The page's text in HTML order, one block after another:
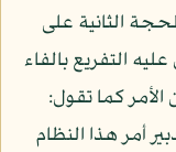
الثانية على
التفريع بالفاء
الأمر كما تقول:
أمر هذا النظام